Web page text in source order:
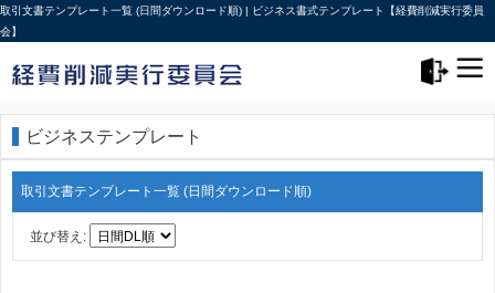
取引文書テンプレート一覧 (日間ダウンロード順) | ビジネス書式テンプレート【経費削減実行委員
会】
ビジネステンプレート
取引文書テンプレート一覧 (日間ダウンロード順)
並び替え: